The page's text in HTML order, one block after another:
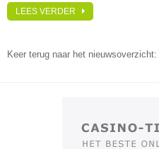
LEES VERDER
Keer terug naar het nieuwsoverzicht: